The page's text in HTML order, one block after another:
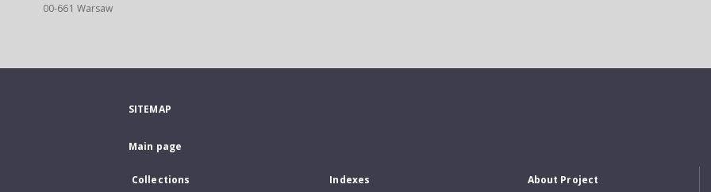
00-661 Warsaw
SITEMAP
Main page
Collections Indexes About Project